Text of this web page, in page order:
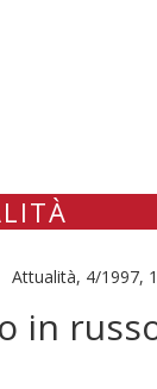
Attualità, 4/1997,
in